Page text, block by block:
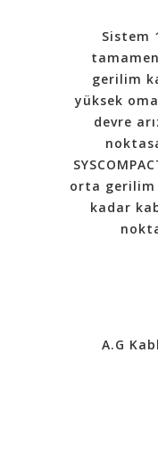
Sistem
gerilim
yüksek
devre
orta gerilim
kadar
A.G